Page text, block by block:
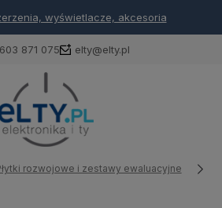
wyświetlacze, akcesoria
871 075 elty@elty.pl
rozwojowe i zestawy ewaluacyjne